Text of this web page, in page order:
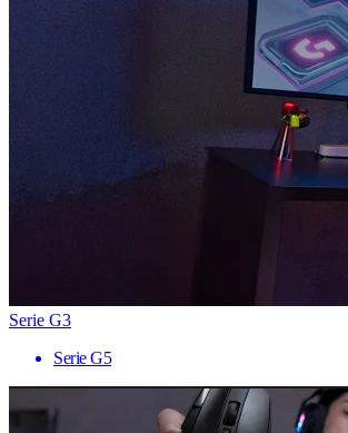
Serie G3
Serie G5